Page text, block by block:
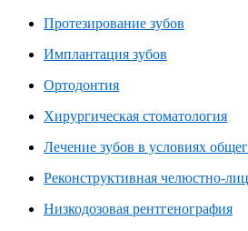
Протезирование зубов
Имплантация зубов
Ортодонтия
Хирургическая стоматология
Лечение зубов в условиях
Реконструктивная челюстно-
Низкодозовая рентгенография